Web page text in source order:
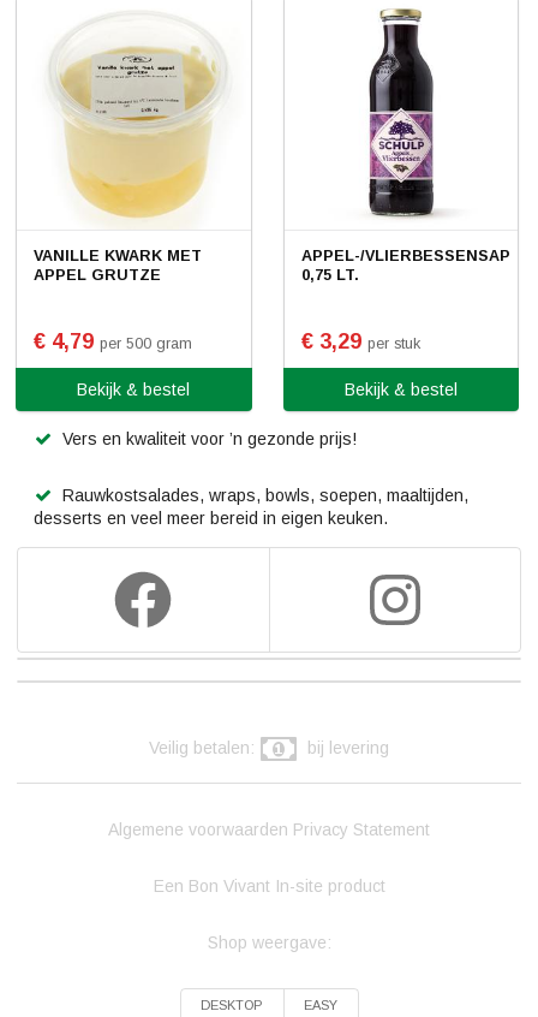
VANILLE KWARK MET
APPEL GRUTZE
€ 4,79 per 500 gram
Bekijk & bestel
APPEL-/VLIERBESSENSAP
0,75 LT.
€ 3,29 per stuk
Bekijk & bestel
Vers en kwaliteit voor ’n gezonde prijs!
Rauwkostsalades, wraps, bowls, soepen, maaltijden,
desserts en veel meer bereid in eigen keuken.
Veilig betalen: bij levering
Algemene voorwaarden Privacy Statement
Een Bon Vivant In-site product
Shop weergave:
DESKTOP EASY